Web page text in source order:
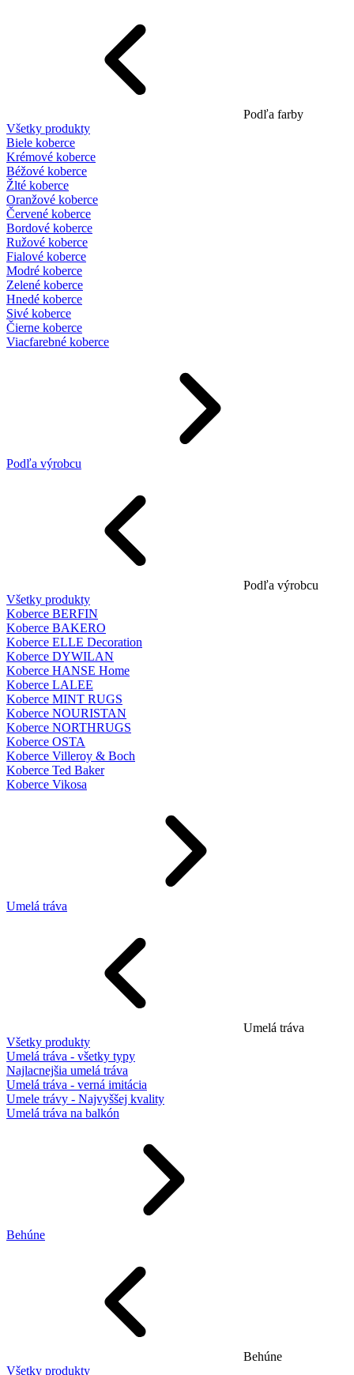
Podľa farby
Všetky produkty
Biele koberce
Krémové koberce
Béžové koberce
Žlté koberce
Oranžové koberce
Červené koberce
Bordové koberce
Ružové koberce
Fialové koberce
Modré koberce
Zelené koberce
Hnedé koberce
Sivé koberce
Čierne koberce
Viacfarebné koberce
Podľa výrobcu
Podľa výrobcu
Všetky produkty
Koberce BERFIN
Koberce BAKERO
Koberce ELLE Decoration
Koberce DYWILAN
Koberce HANSE Home
Koberce LALEE
Koberce MINT RUGS
Koberce NOURISTAN
Koberce NORTHRUGS
Koberce OSTA
Koberce Villeroy & Boch
Koberce Ted Baker
Koberce Vikosa
Umelá tráva
Umelá tráva
Všetky produkty
Umelá tráva - všetky typy
Najlacnejšia umelá tráva
Umelá tráva - verná imitácia
Umele trávy - Najvyššej kvality
Umelá tráva na balkón
Behúne
Behúne
Všetky produkty